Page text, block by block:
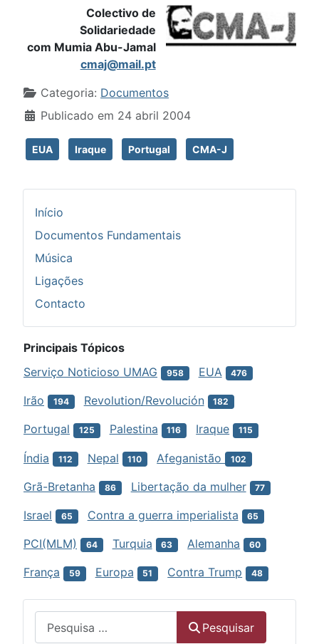
Colectivo de
Solidariedade
com Mumia Abu-Jamal
cmaj@mail.pt
Detalhes
Categoria: Documentos
Publicado em 24 abril 2004
EUA Iraque Portugal CMA-J
Início
Documentos Fundamentais
Música
Ligações
Contacto
Principais Tópicos
Serviço Noticioso UMAG
958 EUA 476
Irão 194 Revolution/Revolución 182
Portugal 125 Palestina 116 Iraque 115
Índia 112 Nepal 110 Afeganistão 102
Grã-Bretanha 86 Libertação da mulher 77
Israel 65 Contra a guerra imperialista 65
PCI(MLM) 64 Turquia 63 Alemanha 60
França 59 Europa 51 Contra Trump 48
Pesquisar